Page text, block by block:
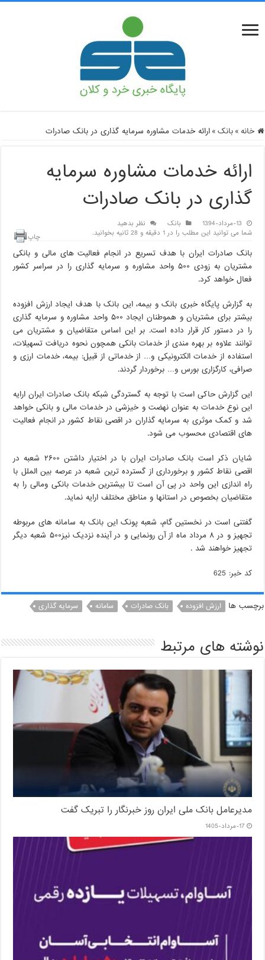
خانه » بانک » ارائه خدمات مشاوره سرمایه گذاری در بانک صادرات
ارائه خدمات مشاوره سرمایه
گذاری در بانک صادرات
13-مرداد-1394 بانک
نظر بدهید
شما می توانید این مطلب را در 1 دقیقه و 28 ثانیه بخوانید.
چاپ
​بانک صادرات ایران با هدف تسریع در انجام فعالیت های مالی و بانکی
مشتریان به زودی ۵٠٠ واحد مشاوره و سرمایه گذاری را در سراسر کشور
فعال خواهد کرد.
به گزارش پایگاه خبری بانک و بیمه، این بانک با هدف ایجاد ارزش افزوده
بیشتر برای مشتریان و هموطنان ایجاد ۵٠٠ واحد مشاوره و سرمایه گذاری
را در دستور کار قرار داده است. بر این اساس متقاضیان و مشتریان می
توانند علاوه بر بهره مندی از خدمات بانکی همچون نحوه دریافت تسهیلات،
استفاده از خدمات الکترونیکی و… از خدماتی از قبیل: بیمه، خدمات ارزی و
صرافی، کارگزاری بورس و… برخوردار گردند.
این گزارش حاکی است با توجه به گستردگی شبکه بانک صادرات ایران ارایه
این نوع خدمات به عنوان نهضت و خیزشی در خدمات مالی و بانکی خواهد
شد و کمک موثری به سرمایه گذاران در اقصی نقاط کشور در انجام فعالیت
های اقتصادی محسوب می شود.
شایان ذکر است بانک صادرات ایران با در اختیار داشتن ٢۶٠٠ شعبه در
اقصی نقاط کشور و برخورداری از گسترده ترین شعبه در عرصه بین الملل با
راه اندازی این واحد در پی آن است تا بیشترین خدمات بانکی ومالی را به
متقاضیان بخصوص در استانها و مناطق مختلف ارایه نماید.
گفتنی است در نخستین گام، شعبه پونک این بانک به سامانه های مربوطه
تجهیز و در ٨ مرداد ماه از آن رونمایی و در آینده نزدیک نیز۵٠٠ شعبه دیگر
تجهیز خواهند شد .
کد خبر: 625
برچسب ها ارزش افزوده بانک صادرات سامانه سرمایه گذاری
نوشته های مرتبط
مدیرعامل بانک ملی ایران روز خبرنگار را تبریک گفت
17-مرداد-1405